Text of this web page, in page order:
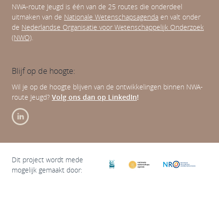
NWA-route Jeugd is één van de 25 routes die onderdeel
uitmaken van de Nationale Wetenschapsagenda en valt onder
de Nederlandse Organisatie voor Wetenschappelijk Onderzoek
(NWO)
Blijf op de hoogte:
Wil je op de hoogte blijven van de ontwikkelingen binnen NWA-
route Jeugd? Volg ons dan op LinkedIn!
Dit project wordt mede
mogelijk gemaakt door: